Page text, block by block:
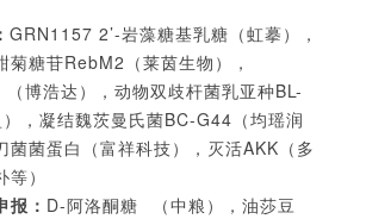
GRN1157 2’-岩藻糖基乳糖（虹摹），
糖苷RebM2（莱茵生物），
（博浩达），动物双歧杆菌乳亚种BL-
，凝结魏茨曼氏菌BC-G44（均瑶润
菌菌蛋白（富祥科技），灭活AKK（多
）
报： D-阿洛酮糖
（中粮），油莎豆